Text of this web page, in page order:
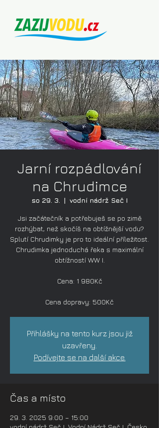
Jarní rozpádlování
na Chrudimce
so 29. 3.
  |
vodní nádrž Seč I
Jsi začátečník a potřebuješ se po zimě
rozhýbat, než skočíš na obtížnější vodu?
Splutí Chrudimky je pro to ideální příležitost.
Chrudimka jednoduchá řeka s maximální
obtížností WW I.
Cena: 1 980Kč
Cena dopravy: 500Kč
Přihlášky na tento kurz jsou již
uzavřeny.
Podívejte se na další akce.
Čas a místo
29. 3. 2025 9:00 – 15:00